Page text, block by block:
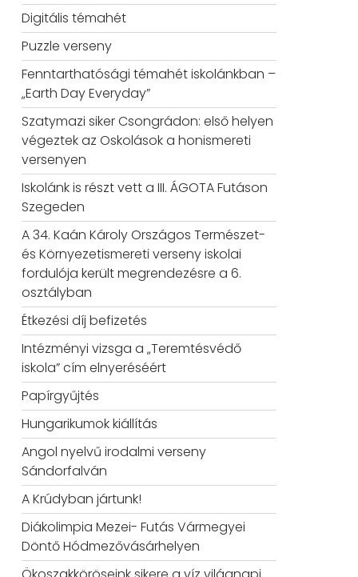
Digitális témahét
Puzzle verseny
Fenntarthatósági témahét iskolánkban –
„Earth Day Everyday”
Szatymazi siker Csongrádon: első helyen
végeztek az Oskolások a honismereti
versenyen
Iskolánk is részt vett a III. ÁGOTA Futáson
Szegeden
A 34. Kaán Károly Országos Természet-
és Környezetismereti verseny iskolai
fordulója került megrendezésre a 6.
osztályban
Étkezési díj befizetés
Intézményi vizsga a „Teremtésvédő
iskola” cím elnyeréséért
Papírgyűjtés
Hungarikumok kiállítás
Angol nyelvű irodalmi verseny
Sándorfalván
A Krúdyban jártunk!
Diákolimpia Mezei- Futás Vármegyei
Döntő Hódmezővásárhelyen